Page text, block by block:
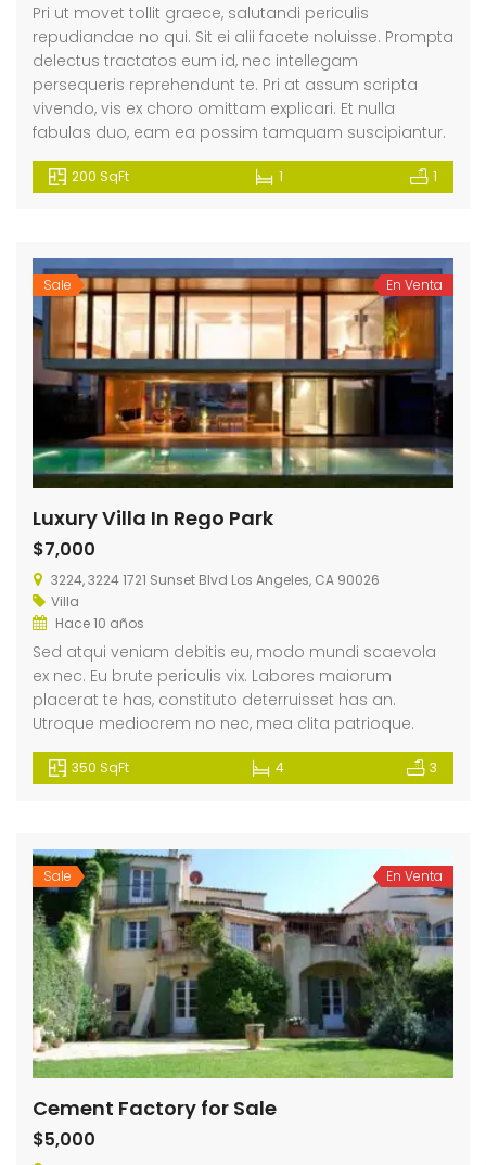
Pri ut movet tollit graece, salutandi periculis
repudiandae no qui. Sit ei alii facete noluisse. Prompta
delectus tractatos eum id, nec intellegam
persequeris reprehendunt te. Pri at assum scripta
vivendo, vis ex choro omittam explicari. Et nulla
fabulas duo, eam ea possim tamquam suscipiantur.
200 SqFt 1 1
Sale En Venta
Luxury Villa In Rego Park
$7,000
3224, 3224 1721 Sunset Blvd Los Angeles, CA 90026
Villa
Hace 10 años
Sed atqui veniam debitis eu, modo mundi scaevola
ex nec. Eu brute periculis vix. Labores maiorum
placerat te has, constituto deterruisset has an.
Utroque mediocrem no nec, mea clita patrioque.
350 SqFt 4 3
Sale En Venta
Cement Factory for Sale
$5,000